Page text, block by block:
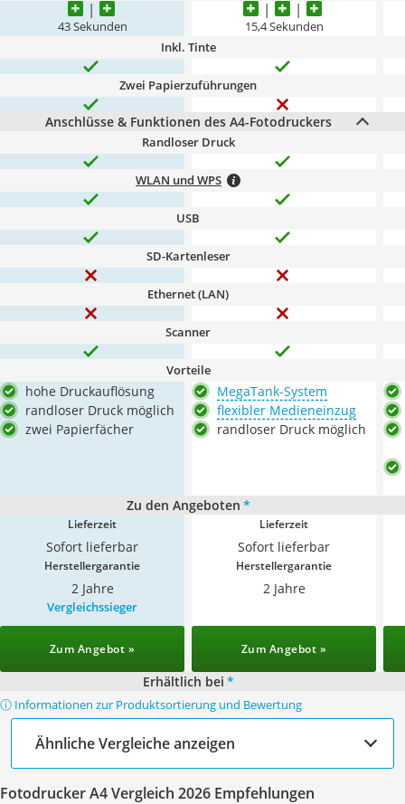
43 Sekunden 15,4 Sekunden
Inkl. Tinte
Zwei Papierzuführungen
Anschlüsse & Funktionen des A4-Fotodruckers
Randloser Druck
WLAN und WPS
USB
SD-Kartenleser
Ethernet (LAN)
Scanner
Vorteile
hohe Druckauflösung
randloser Druck möglich
zwei Papierfächer
MegaTank-System
flexibler Medieneinzug
randloser Druck möglich
Zu den Angeboten *
Lieferzeit
Sofort lieferbar
Lieferzeit
Sofort lieferbar
Herstellergarantie
2 Jahre
Herstellergarantie
2 Jahre
Vergleichssieger
Zum Angebot » Zum Angebot »
Erhältlich bei *
ⓘ Informationen zur Produktsortierung und Bewertung
Ähnliche Vergleiche anzeigen
Fotodrucker A4 Vergleich 2026 Empfehlungen